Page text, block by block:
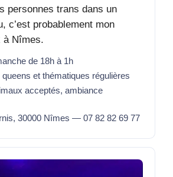
personnes trans dans un
c’est probablement mon
à Nîmes.
de 18h à 1h
et thématiques régulières
acceptés, ambiance
30000 Nîmes — 07 82 82 69 77